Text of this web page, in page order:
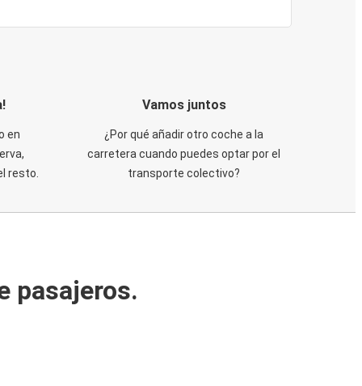
en
resto.
Vamos juntos
¿Por qué añadir otro coche a la
carretera cuando puedes optar por el
transporte colectivo?
pasajeros.